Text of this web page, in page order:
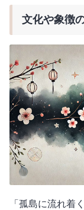
文化や象徴
「孤島に流れ着